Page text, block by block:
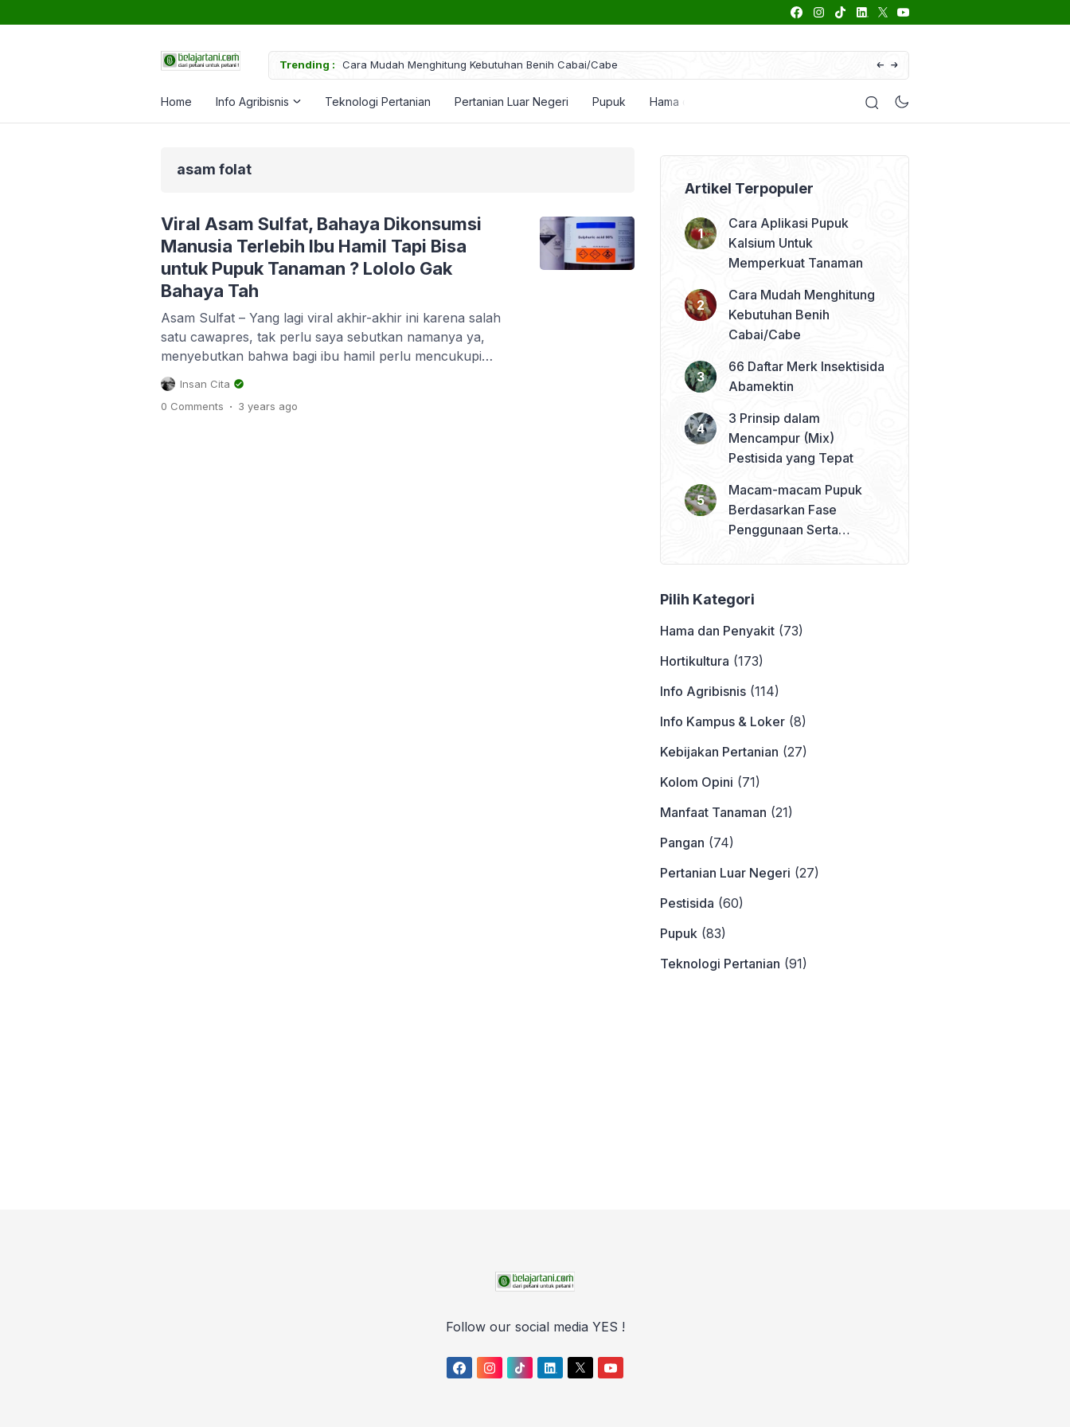
Trending : Cara Mudah Menghitung Kebutuhan Benih Cabai/Cabe 66 Daftar Merk Insektisida Abamektin
Home Info Agribisnis Teknologi Pertanian Pertanian Luar Negeri Pupuk Hama dan Penyakit Manfaat Tanaman
asam folat
Viral Asam Sulfat, Bahaya Dikonsumsi
Manusia Terlebih Ibu Hamil Tapi Bisa
untuk Pupuk Tanaman ? Lololo Gak
Bahaya Tah
Asam Sulfat – Yang lagi viral akhir-akhir ini karena salah
satu cawapres, tak perlu saya sebutkan namanya ya,
menyebutkan bahwa bagi ibu hamil perlu mencukupi
asupan asam sulfat agar kehamilannya sehat. Tentu saja
hal tersebut menjadi viral karena pernyataan tersebut
sangatlah tidak benar. Ya, asam sulfat benar-benar jadi
Insan Cita
0 Comments . 3 years ago
Artikel Terpopuler
Cara Aplikasi Pupuk
Kalsium Untuk
Memperkuat Tanaman
Cara Mudah Menghitung
Kebutuhan Benih
Cabai/Cabe
66 Daftar Merk Insektisida
Abamektin
3 Prinsip dalam
Mencampur (Mix)
Pestisida yang Tepat
Macam-macam Pupuk
Berdasarkan Fase
Penggunaan Serta
Pilih Kategori
Hama dan Penyakit(73)
Hortikultura (173)
Info Agribisnis(114)
Info Kampus & Loker(8)
Kebijakan Pertanian (27)
Kolom Opini (71)
Manfaat Tanaman (21)
Pangan (74)
Pertanian Luar Negeri (27)
Pestisida (60)
Pupuk(83)
Teknologi Pertanian (91)
Follow our social media YES !